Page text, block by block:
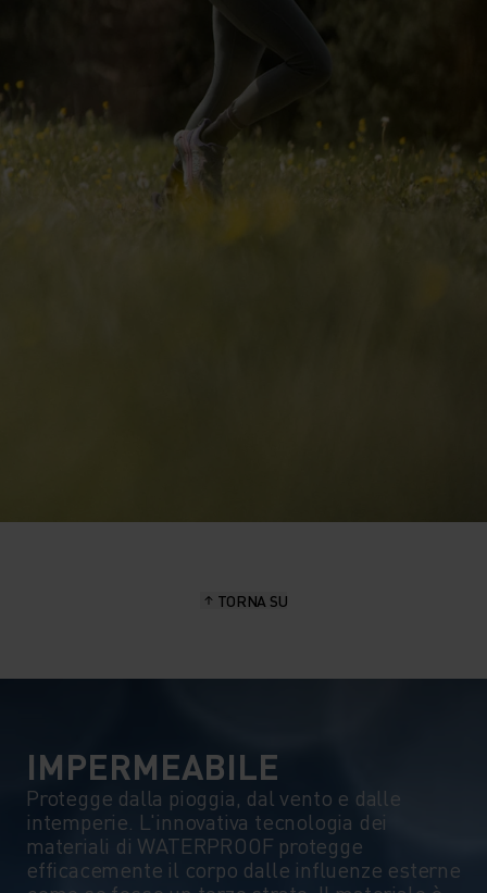
TORNA SU
IMPERMEABILE
Protegge dalla pioggia, dal vento e dalle
intemperie. L'innovativa tecnologia dei
materiali di WATERPROOF protegge
efficacemente il corpo dalle influenze esterne